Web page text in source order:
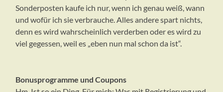
Sonderposten kaufe ich nur, wenn ich genau weiß, wann
und wofür ich sie verbrauche. Alles andere spart nichts,
denn es wird wahrscheinlich verderben oder es wird zu
viel gegessen, weil es „eben nun mal schon da ist“.
Bonusprogramme und Coupons